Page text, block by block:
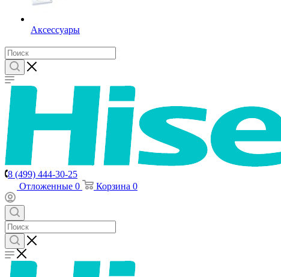
Аксессуары
8 (499) 444-30-25
Отложенные 0 Корзина 0